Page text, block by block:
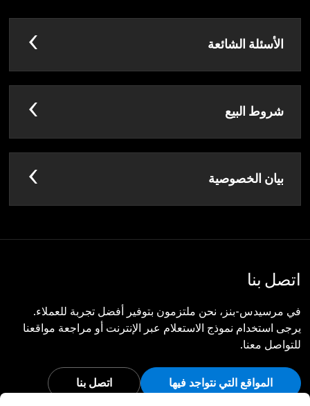
الأسئلة الشائعة
شروط البيع
بيان الخصوصية
اتصل بنا
في مرسيدس-بنز، نحن ملتزمون بتوفير أفضل تجربة للعملاء.
يرجى استخدام نموذج الاستعلام عبر الإنترنت أو مراجعة مواقعنا
للتواصل معنا.
المواقع التي نتواجد فيها اتصل بنا